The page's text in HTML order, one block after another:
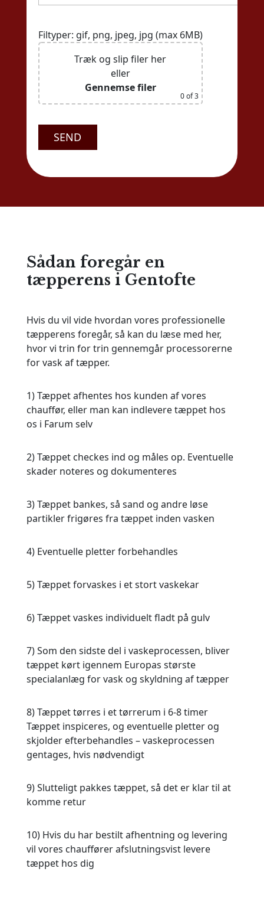
Filtyper: gif, png, jpeg, jpg (max 6MB)
Træk og slip filer her
eller
Gennemse filer
0of 3
Sådan foregår en
tæpperens i Gentofte
Hvis du vil vide hvordan vores professionelle
tæpperens foregår, så kan du læse med her,
hvor vi trin for trin gennemgår processorerne
for vask af tæpper.
1) Tæppet afhentes hos kunden af vores
chauffør, eller man kan indlevere tæppet hos
os i Farum selv
2) Tæppet checkes ind og måles op. Eventuelle
skader noteres og dokumenteres
3) Tæppet bankes, så sand og andre løse
partikler frigøres fra tæppet inden vasken
4) Eventuelle pletter forbehandles
5) Tæppet forvaskes i et stort vaskekar
6) Tæppet vaskes individuelt fladt på gulv
7) Som den sidste del i vaskeprocessen, bliver
tæppet kørt igennem Europas største
specialanlæg for vask og skyldning af tæpper
8) Tæppet tørres i et tørrerum i 6-8 timer
Tæppet inspiceres, og eventuelle pletter og
skjolder efterbehandles – vaskeprocessen
gentages, hvis nødvendigt
9) Slutteligt pakkes tæppet, så det er klar til at
komme retur
10) Hvis du har bestilt afhentning og levering
vil vores chauffører afslutningsvist levere
tæppet hos dig